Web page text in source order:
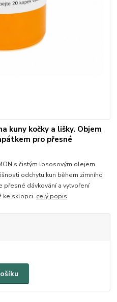
kuny kočky a lišky. Objem
pro přesné
s čistým lososovým olejem.
odchytu kun během zimního
přesné dávkování a vytvoření
ke sklopci. celý popis